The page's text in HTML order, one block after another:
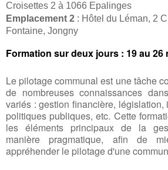
Croisettes 2 à 1066 Epalinges
Emplacement 2 : Hôtel du Léman, 2
Fontaine, Jongny
Formation sur deux jours : 19 au 26
Le pilotage communal est une tâche
de nombreuses connaissances
variés : gestion financière, législation,
politiques publiques, etc. Cette
les éléments principaux de la
manière pragmatique, afin de
appréhender le pilotage d'une